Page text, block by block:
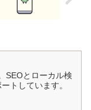
SEOとローカル検
トしています。